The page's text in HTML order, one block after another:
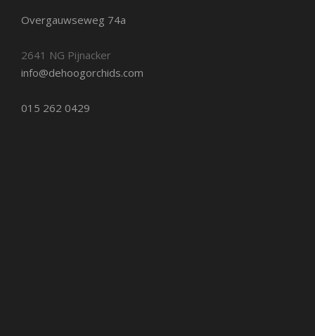
Overgauwseweg 74a
2641 NG Pijnacker
info@dehoogorchids.com
015 262 0429